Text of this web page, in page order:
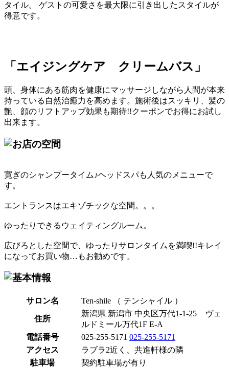
タイル。 ゲストの可愛さを最大限に引き出したスタイルが
得意です。
「エイジングケア クリームバス」
頭、身体にある筋肉を健康にマッサージしながら人間が本来
持っている自然治癒力を高めます。施術後はスッキリ、髪の
艶、顔のリフトアップ効果も期待!!クーポンでお得にお試し
出来ます。
寛ぎのシャンプータイム♪ヘッドスパも人気のメニューで
す。
エントランスはエキゾチックな空間。。。
ゆったりできるウェイティングルーム。
広びろとした空間で、ゆったりサロンタイムを満喫!!キレイ
になってお買い物…もお勧めです。
サロン名 Ten-shile （ テンシャイル ）
住所
新潟県 新潟市 中央区万代1-1-25 ヴェ
ルドミール万代1F E-A
電話番号
025-255-5171 025-255-5171
アクセス
ラブラ2近く、共進軒様の隣
駐車場
契約駐車場が有り